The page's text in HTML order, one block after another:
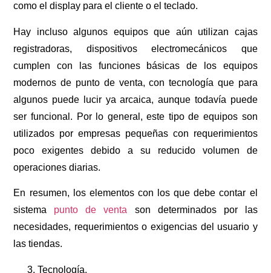
como el display para el cliente o el teclado.
Hay incluso algunos equipos que aún utilizan cajas
registradoras, dispositivos electromecánicos que
cumplen con las funciones básicas de los equipos
modernos de punto de venta, con tecnología que para
algunos puede lucir ya arcaica, aunque todavía puede
ser funcional. Por lo general, este tipo de equipos son
utilizados por empresas pequeñas con requerimientos
poco exigentes debido a su reducido volumen de
operaciones diarias.
En resumen, los elementos con los que debe contar el
sistema punto de venta son determinados por las
necesidades, requerimientos o exigencias del usuario y
las tiendas.
Tecnología.